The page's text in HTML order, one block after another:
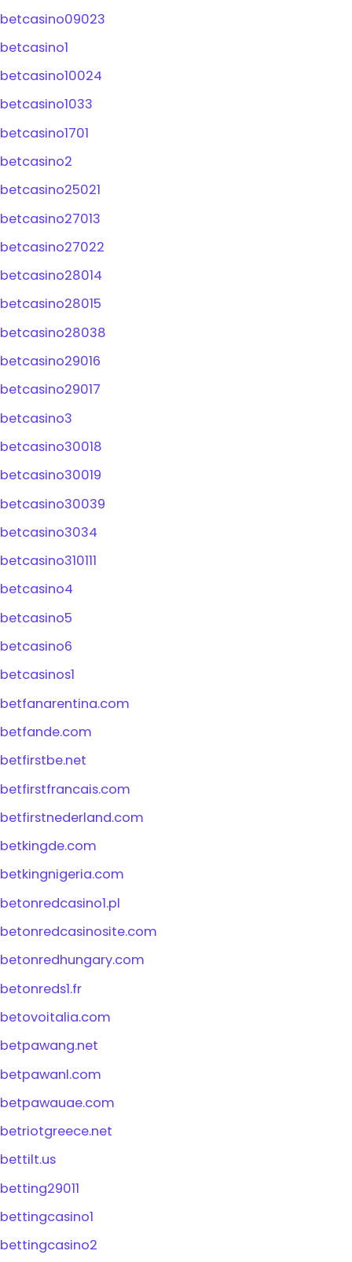
betcasino09023
betcasino1
betcasino10024
betcasino1033
betcasino1701
betcasino2
betcasino25021
betcasino27013
betcasino27022
betcasino28014
betcasino28015
betcasino28038
betcasino29016
betcasino29017
betcasino3
betcasino30018
betcasino30019
betcasino30039
betcasino3034
betcasino310111
betcasino4
betcasino5
betcasino6
betcasinos1
betfanarentina.com
betfande.com
betfirstbe.net
betfirstfrancais.com
betfirstnederland.com
betkingde.com
betkingnigeria.com
betonredcasino1.pl
betonredcasinosite.com
betonredhungary.com
betonreds1.fr
betovoitalia.com
betpawang.net
betpawanl.com
betpawauae.com
betriotgreece.net
bettilt.us
betting29011
bettingcasino1
bettingcasino2